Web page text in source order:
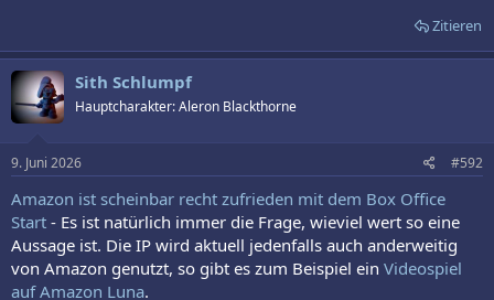
Zitieren
Sith Schlumpf
Hauptcharakter: Aleron Blackthorne
9. Juni 2026 #592
Amazon ist scheinbar recht zufrieden mit dem Box Office
Start - Es ist natürlich immer die Frage, wieviel wert so eine
Aussage ist. Die IP wird aktuell jedenfalls auch anderweitig
von Amazon genutzt, so gibt es zum Beispiel ein Videospiel
auf Amazon Luna.